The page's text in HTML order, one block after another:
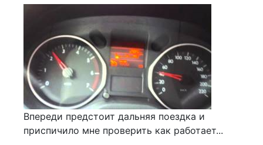
Впереди предстоит дальняя поездка и
приспичило мне проверить как работает...